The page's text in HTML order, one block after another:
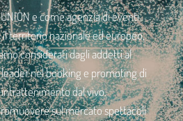
e come agenzia di eventi
territorio nazionale ed europeo,
considerati dagli addetti al
nel booking e promoting di
dal vivo.
sul mercato spettacoli